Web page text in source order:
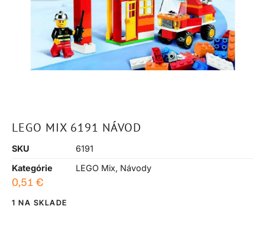
LEGO MIX 6191 NÁVOD
SKU
6191
Kategórie
LEGO Mix, Návody
0,51 €
1 NA SKLADE